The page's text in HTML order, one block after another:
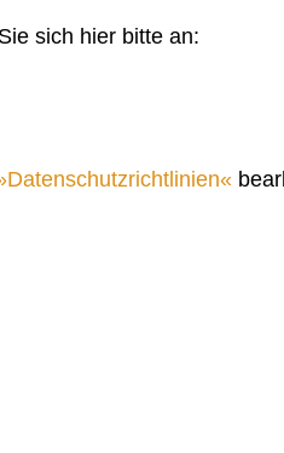
sich hier bitte an:
Datenschutzrichtlinien